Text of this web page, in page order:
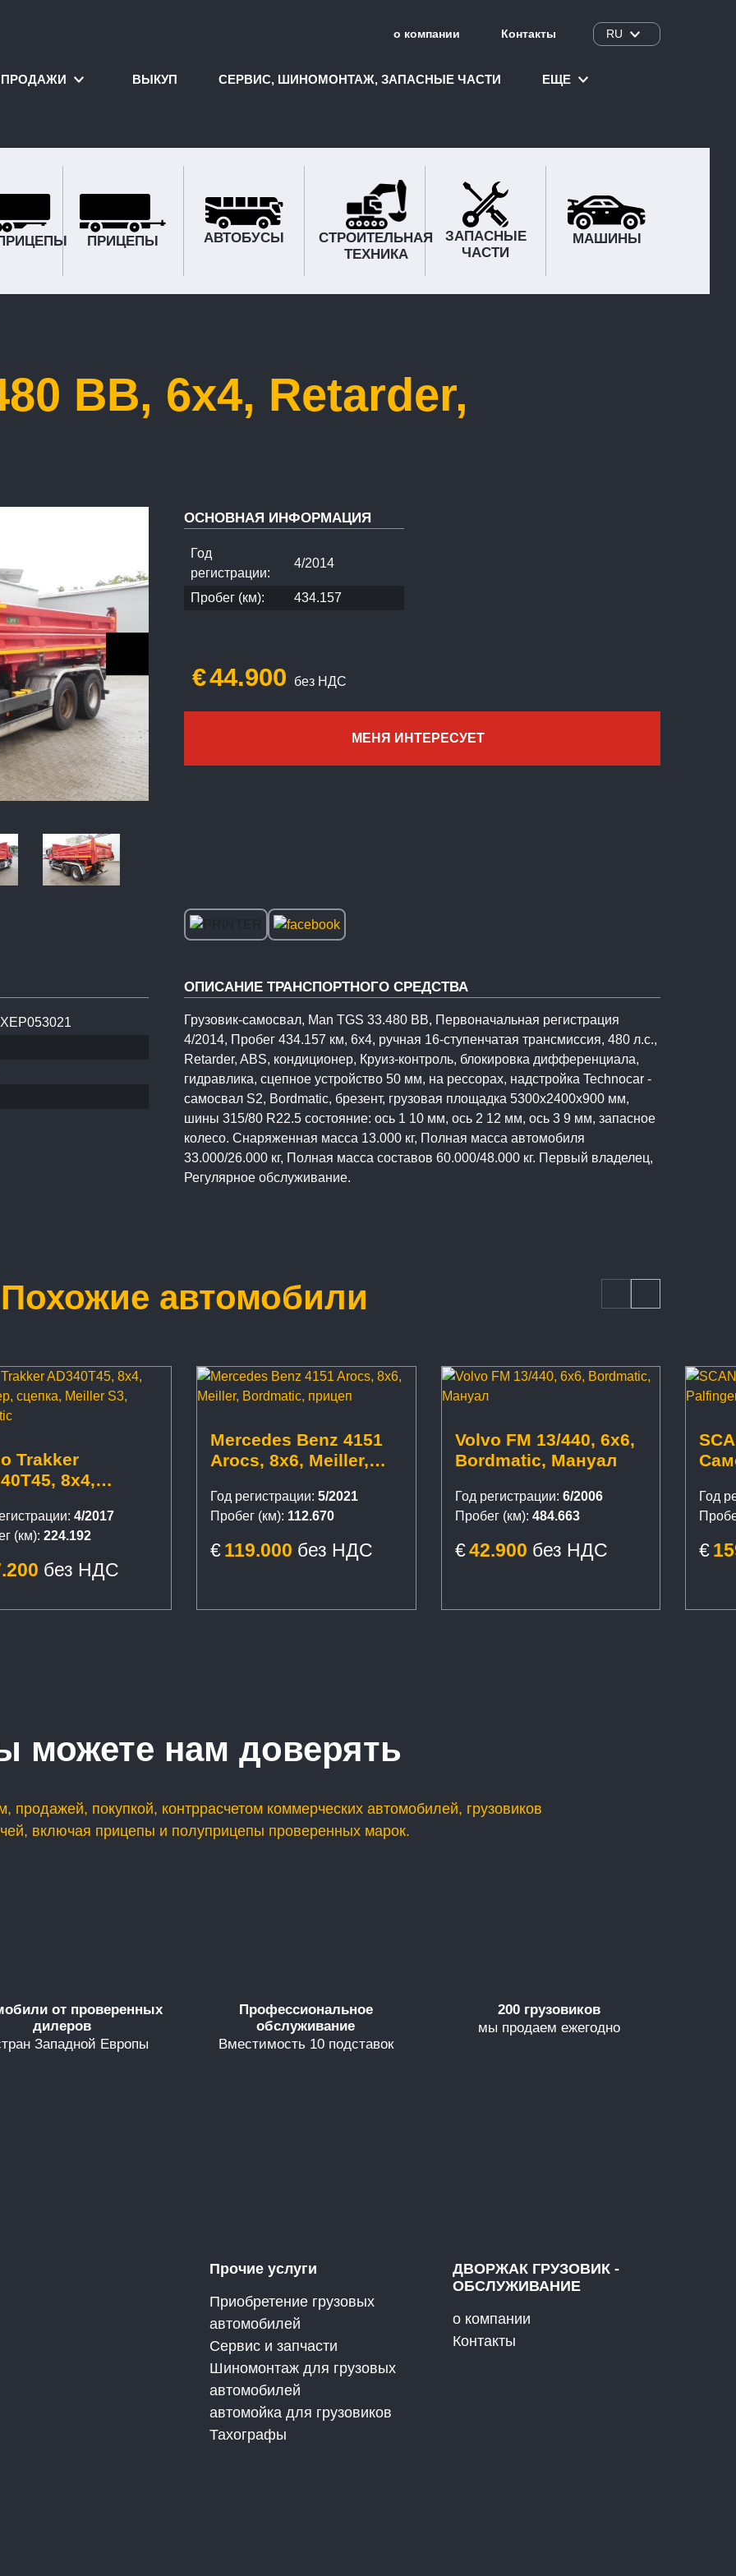
о компании Контакты RU
ПРОДАЖИ ВЫКУП СЕРВИС, ШИНОМОНТАЖ, ЗАПАСНЫЕ ЧАСТИ ЕЩЕ
ПРИЦЕПЫ АВТОБУСЫ
СТРОИТЕЛЬНАЯ
ТЕХНИКА
ЗАПАСНЫЕ
ЧАСТИ
МАШИНЫ
BB, 6x4, Retarder,
€44.900 без НДС
МЕНЯ ИНТЕРЕСУЕТ
ОСНОВНАЯ ИНФОРМАЦИЯ
Год
регистрации:
4/2014
Пробег (км): 434.157
ОПИСАНИЕ ТРАНСПОРТНОГО СРЕДСТВА
Грузовик-самосвал, Man TGS 33.480 BB, Первоначальная регистрация
4/2014, Пробег 434.157 км, 6x4, ручная 16-ступенчатая трансмиссия, 480 л.с.,
Retarder, ABS, кондиционер, Круиз-контроль, блокировка дифференциала,
гидравлика, сцепное устройство 50 мм, на рессорах, надстройка Technocar -
самосвал S2, Bordmatic, брезент, грузовая площадка 5300x2400x900 мм,
шины 315/80 R22.5 состояние: ось 1 10 мм, ось 2 12 мм, ось 3 9 мм, запасное
колесо. Снаряженная масса 13.000 кг, Полная масса автомобиля
33.000/26.000 кг, Полная масса составов 60.000/48.000 кг. Первый владелец,
Регулярное обслуживание.
Похожие автомобили
Trakker
8x4,
S3, Bordmatic
4/2017
(км): 224.192
без НДС
Mercedes Benz 4151
Arocs, 8x6, Meiller,
Год регистрации: 5/2021
Пробег (км): 112.670
€119.000 без НДС
Volvo FM 13/440, 6x6,
Bordmatic, Мануал
Год регистрации: 6/2006
Пробег (км): 484.663
€42.900 без НДС
Год
€
можете нам доверять
продажей, покупкой, контррасчетом коммерческих автомобилей, грузовиков
включая прицепы и полуприцепы проверенных марок.
от проверенных
дилеров
Западной Европы
Профессиональное
обслуживание
Вместимость 10 подставок
200 грузовиков
мы продаем ежегодно
Прочие услуги
Приобретение грузовых
автомобилей
Сервис и запчасти
Шиномонтаж для грузовых
автомобилей
автомойка для грузовиков
Тахографы
ДВОРЖАК ГРУЗОВИК -
ОБСЛУЖИВАНИЕ
о компании
Контакты